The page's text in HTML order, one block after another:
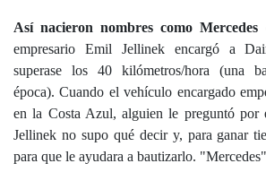
Así nacieron nombres como
empresario Emil Jellinek encargó a
superase los 40 kilómetros/hora (una
época). Cuando el vehículo encargado
en la Costa Azul, alguien le preguntó por
Jellinek no supo qué decir y, para ganar
para que le ayudara a bautizarlo.